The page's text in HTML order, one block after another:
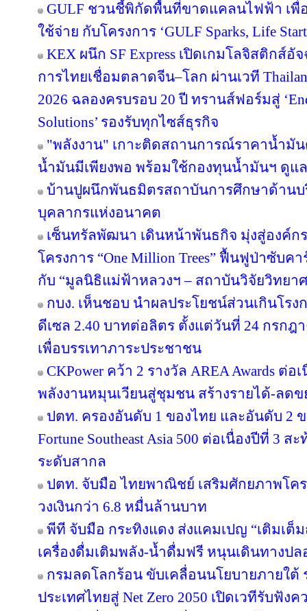
GULF ชวนชี้พิกัดพื้นที่ขาดแคลนไฟฟ้า เพื่
ใช้จ่าย กับโครงการ ‘GULF Sparks, Life
KEX ผนึก SF Express เปิดเกมโลจิสติกส์
การไทยเชื่อมตลาดจีน–โลก ผ่านเวที
2026 ฉลองครบรอบ 20 ปี ทรานส์ฟอร์มสู่
Solutions’ รองรับทุกไซส์ธุรกิจ
"พลังงาน" เกาะติดสถานการณ์ราคาน้ำมั
น้ำมันมีเพียงพอ พร้อมใช้กองทุนน้ำมันฯ ดูแ
บ้านปูผนึกพันธมิตรสถาบันการศึกษาด้าน
บุคลากรแห่งอนาคต
เซ็นทรัลพัฒนา เดินหน้าพันธกิจ มุ่งสู่องค์กร
โครงการ “One Million Trees” ฟื้นฟูป่าซับค
กับ “มูลนิธิแม่ฟ้าหลวงฯ – สถาบันวิจัยวิทยา
กบง. เห็นชอบ นำผลประโยชน์ส่วนเกินโร
ดีเซล 2.40 บาทต่อลิตร ตั้งแต่วันที่ 24 กรกฎ
เพื่อบรรเทาภาระประชาชน
CKPower คว้า 2 รางวัล AREA Awards ต่
พลังงานหมุนเวียนสู่ชุมชน สร้างรายได้-ลดข
ปตท. ครองอันดับ 1 ของไทย และอันดับ 2
Fortune Southeast Asia 500 ต่อเนื่องปีที่ 3
ระดับสากล
ปตท. จับมือ ไทยพาณิชย์ เสริมศักยภาพโค
วงเงินกว่า 6.8 หมื่นล้านบาท
พีที จับมือ กระทิงแดง ส่งแคมเปญ “เติมเต็
เครื่องดื่มเติมพลัง-น้ำดื่มฟรี หนุนเดินทางป
กรมลดโลกร้อน ขับเคลื่อนนโยบายภายใต้
ประเทศไทยสู่ Net Zero 2050 เปิดเวทีรับฟั